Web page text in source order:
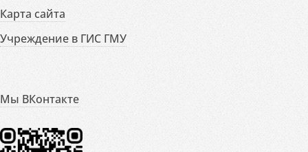
Карта сайта
Учреждение в ГИС ГМУ
Мы ВКонтакте